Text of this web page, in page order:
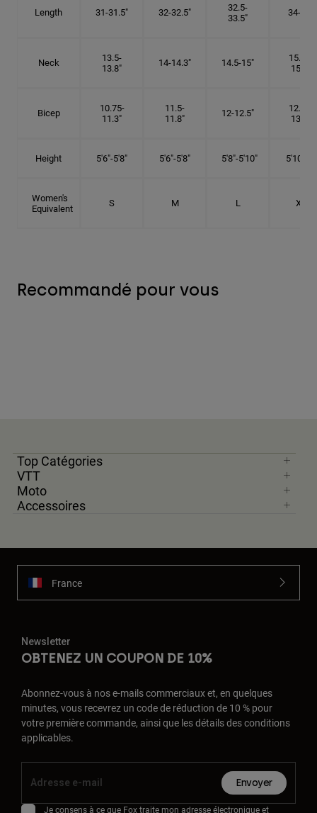
Length 31-31.5" 32-32.5"
32.5-
33.5"
34-35"
Neck
13.5-
13.8"
14-14.3" 14.5-15"
15.25-
15.5"
Bicep
10.75-
11.3"
11.5-
11.8"
12-12.5"
12.75-
13.3"
Height 5'6"-5'8" 5'6"-5'8" 5'8"-5'10" 5'10"- 6'
Women's
Equivalent
S M L XL
Recommandé pour vous
Top Catégories
VTT
Moto
Accessoires
France
Newsletter
OBTENEZ UN COUPON DE 10%
Abonnez-vous à nos e-mails commerciaux et, en quelques
minutes, vous recevrez un code de réduction de 10 % pour
votre première commande, ainsi que les détails des conditions
applicables.
Envoyer
Je consens à ce que Fox traite mon adresse électronique et